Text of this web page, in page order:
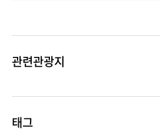
관련관광지
태그